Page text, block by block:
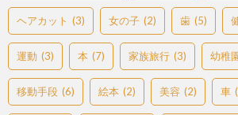
ヘアカット (3) 女の子 (2) 歯 (5)
運動 (3) 本 (7) 家族旅行 (3) 幼稚
移動手段 (6) 絵本 (2) 美容 (2) 車